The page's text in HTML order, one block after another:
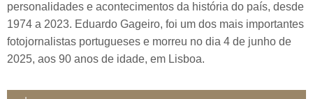
personalidades e acontecimentos da história do país, desde
1974 a 2023. Eduardo Gageiro, foi um dos mais importantes
fotojornalistas portugueses e morreu no dia 4 de junho de
2025, aos 90 anos de idade, em Lisboa.